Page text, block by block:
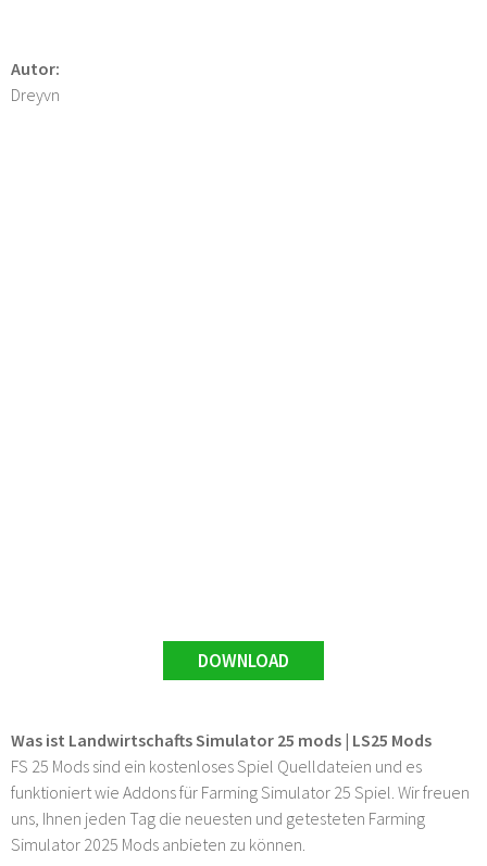
Autor:
Dreyvn
DOWNLOAD
Was ist Landwirtschafts Simulator 25 mods | LS25 Mods
FS 25 Mods sind ein kostenloses Spiel Quelldateien und es
funktioniert wie Addons für Farming Simulator 25 Spiel. Wir freuen
uns, Ihnen jeden Tag die neuesten und getesteten Farming
Simulator 2025 Mods anbieten zu können.